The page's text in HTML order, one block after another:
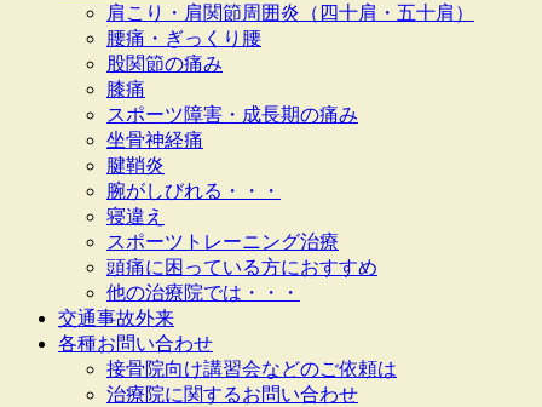
肩こり・肩関節周囲炎（四十肩・五十肩）
腰痛・ぎっくり腰
股関節の痛み
膝痛
スポーツ障害・成長期の痛み
坐骨神経痛
腱鞘炎
腕がしびれる・・・
寝違え
スポーツトレーニング治療
頭痛に困っている方におすすめ
他の治療院では・・・
交通事故外来
各種お問い合わせ
接骨院向け講習会などのご依頼は
治療院に関するお問い合わせ